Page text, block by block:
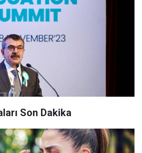
Son Dakika